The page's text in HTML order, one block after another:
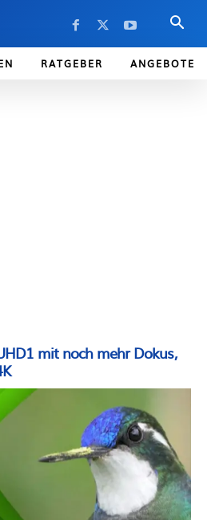
RATGEBER ANGEBOTE
mit noch mehr Dokus,